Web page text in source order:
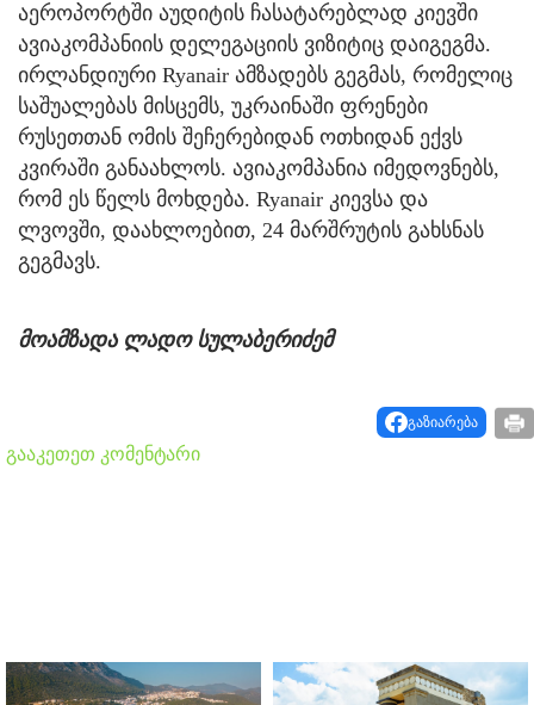
აეროპორტში აუდიტის ჩასატარებლად კიევში
ავიაკომპანიის დელეგაციის ვიზიტიც დაიგეგმა.
ირლანდიური Ryanair ამზადებს გეგმას, რომელიც
საშუალებას მისცემს, უკრაინაში ფრენები
რუსეთთან ომის შეჩერებიდან ოთხიდან ექვს
კვირაში განაახლოს. ავიაკომპანია იმედოვნებს,
რომ ეს წელს მოხდება. Ryanair კიევსა და
ლვოვში, დაახლოებით, 24 მარშრუტის გახსნას
გეგმავს.
მოამზადა ლადო სულაბერიძემ
გაზიარება
გააკეთეთ კომენტარი